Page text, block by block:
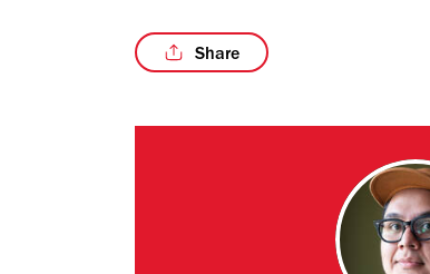
Share